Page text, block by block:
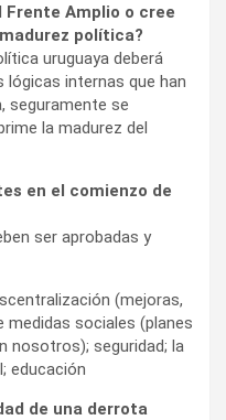
Frente Amplio o cree
política?
uruguaya deberá
lógicas internas que han
seguramente se
la madurez del
en el comienzo de
ser aprobadas y
(mejoras,
medidas sociales (planes
nosotros); seguridad; la
educación
de una derrota